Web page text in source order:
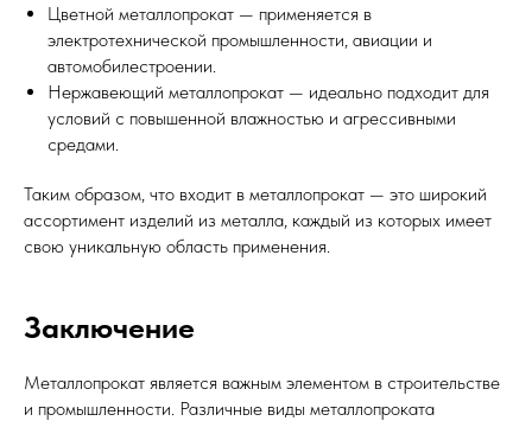
Цветной металлопрокат — применяется в
электротехнической промышленности, авиации и
автомобилестроении.
Нержавеющий металлопрокат — идеально подходит для
условий с повышенной влажностью и агрессивными
средами.
Таким образом, что входит в металлопрокат — это широкий
ассортимент изделий из металла, каждый из которых имеет
свою уникальную область применения.
Заключение
Металлопрокат является важным элементом в строительстве
и промышленности. Различные виды металлопроката